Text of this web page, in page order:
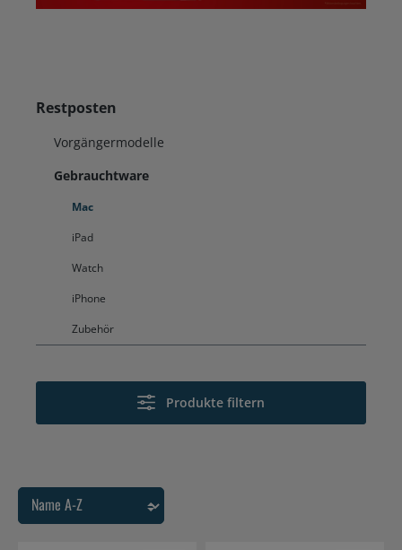
Restposten
Vorgängermodelle
Gebrauchtware
Mac
iPad
Watch
iPhone
Zubehör
Produkte filtern